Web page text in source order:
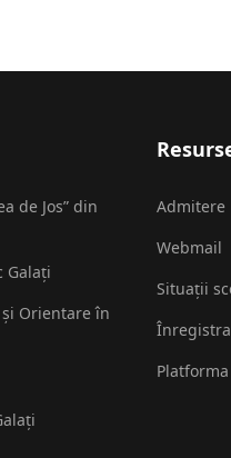
de Jos” din
Galați
Orientare în
Admitere
Webmail
Situații